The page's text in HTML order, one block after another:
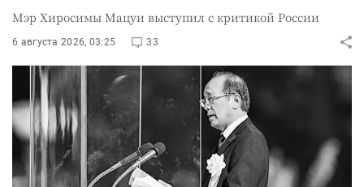
Мэр Хиросимы Мацуи выступил с критикой России
6 августа 2026, 03:25 33